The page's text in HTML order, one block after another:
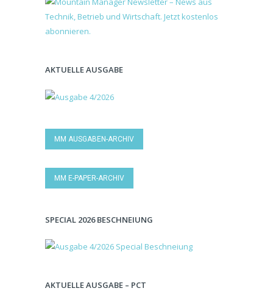
AKTUELLE AUSGABE
MM AUSGABEN-ARCHIV
MM E-PAPER-ARCHIV
SPECIAL 2026 BESCHNEIUNG
AKTUELLE AUSGABE – PCT